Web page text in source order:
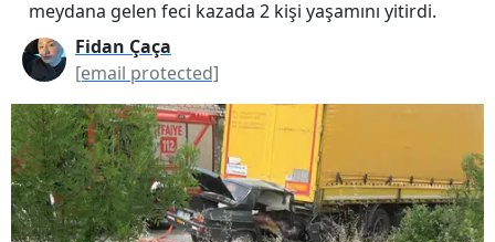
meydana gelen feci kazada 2 kişi yaşamını yitirdi.
Fidan Çaça
[email protected]